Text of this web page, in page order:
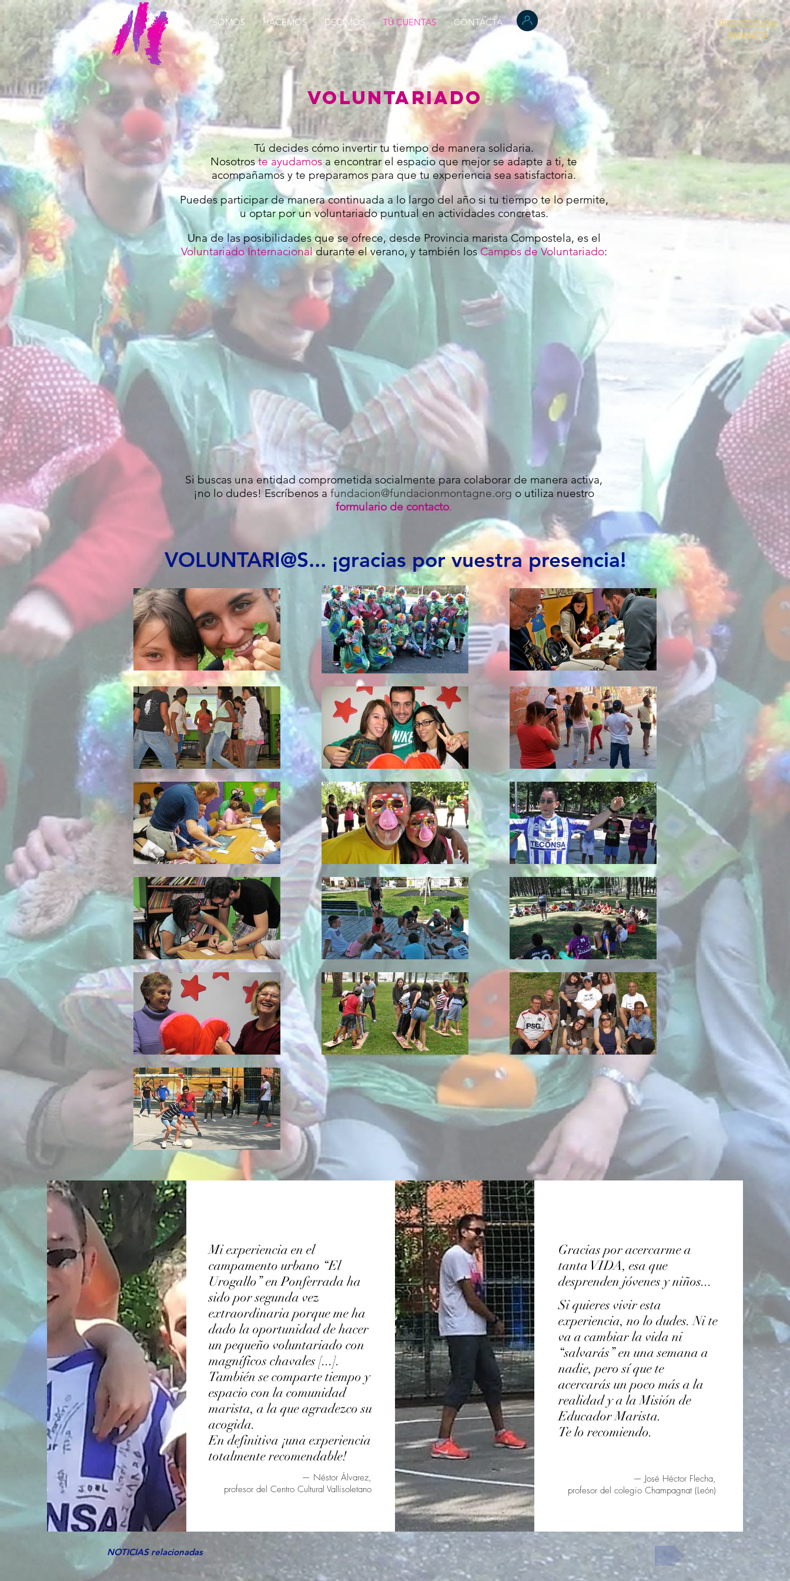
PROTECCIÓN
INFANCIA
SOMOS HACEMOS DECIMOS TÚ CUENTAS CONTACTA
VOLUNTARIADO
Tú decides cómo invertir tu tiempo de manera solidaria.
Nosotroste ayudamos a encontrar el espacio que mejor se adapte a ti, te
acompañamos y te preparamos para que tu experiencia sea satisfactoria.
Puedes participar de manera continuada a lo largo del año si tu tiempo te lo permite,
u optar por un voluntariado puntual en actividades concretas.
Una de las posibilidades que se ofrece, desde Provincia marista Compostela, es el
Voluntariado Internacionaldurante el verano, y también losCampos de Voluntariado:
Si buscas una entidad comprometida socialmente para colaborar de manera activa,
¡no lo dudes! Escríbenos a fundacion@fundacionmontagne.org o utiliza nuestro
formulario de contacto.
VOLUNTARI@S... ¡gracias por vuestra presencia!
Mi experiencia en el
campamento urbano “El
Urogallo” en Ponferrada ha
sido por segunda vez
extraordinaria porque me ha
dado la oportunidad de hacer
un pequeño voluntariado con
magníficos chavales [...].
También se comparte tiempo y
espacio con la comunidad
marista, a la que agradezco su
acogida.
En definitiva ¡una experiencia
totalmente recomendable!
— Néstor Álvarez,
profesor del Centro Cultural Vallisoletano
Gracias por acercarme a
tanta VIDA, esa que
desprenden jóvenes y niños...
Si quieres vivir esta
experiencia, no lo dudes.Ni te
va a cambiar la vida ni
“salvarás” en una semana a
nadie, pero sí que te
acercarás un poco más a la
realidad y a la Misión de
Educador Marista.
Te lo recomiendo.
— José Héctor Flecha,
profesor del colegio Champagnat (León)
NOTICIAS relacionadas